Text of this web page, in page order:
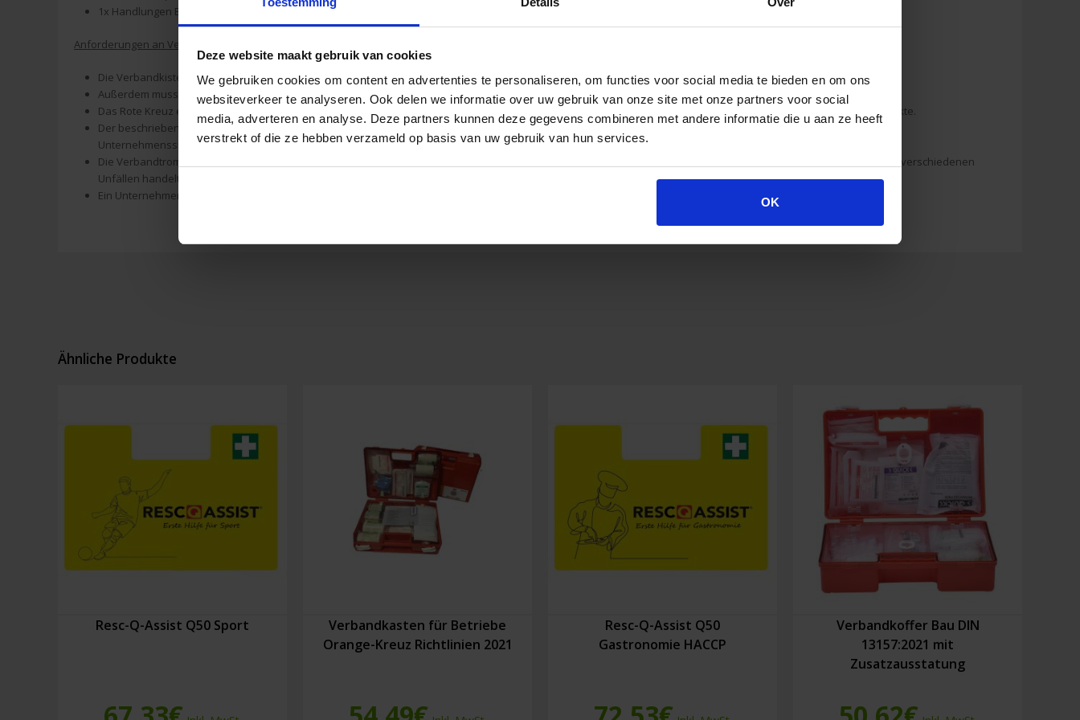
Deze website maakt gebruik van cookies
We gebruiken cookies om content en advertenties te personaliseren, om functies voor social media te bieden en om ons
websiteverkeer te analyseren. Ook delen we informatie over uw gebruik van onze site met onze partners voor social
media, adverteren en analyse. Deze partners kunnen deze gegevens combineren met andere informatie die u aan ze heeft
verstrekt of die ze hebben verzameld op basis van uw gebruik van hun services.
OK
1x Handlungen Erste Hilfe
Anforderungen an Verbandtrommeln für Unternehmen
Die Verbandkiste muss griffbereit sein, sie sollte innerhalb einer halben Minute erreichbar sein.
Außerdem muss sie mit einem Halter versehen sein, der eine deutliche Sichtbarkeit an der Wand ermöglicht. Zudem sollte sie einfach zu öffnen sein.
Das Rote Kreuz empfiehlt, alle sechs Monate den Erste-Hilfe-Koffer zu überprüfen. Dies betrifft sowohl den Inhalt als auch das Haltbarkeitsdatum der sterilen Produkte.
Der beschriebene Inhalt ist übrigens ein Mindestpaket; die Kiste sollte ausreichend Platz bieten, um je nach spezifischen Risiken oder Erfahrungen an die jeweilige
Unternehmenssituation angepasst zu werden.
Die Verbandtrommel muss eine klare Gebrauchsanweisung enthalten, außerdem eine Anleitung mit den Handlungen Erste Hilfe. Darin kannst du lesen, wie man bei verschiedenen
Unfällen handelt.
Ein Unternehmen ist selbst für den Inhalt der Verbandkiste verantwortlich, gegebenenfalls kann eine Wartung (Überprüfung der Haltbarkeit
Ähnliche Produkte
Resc-Q-Assist Q50 Sport
Verbandkasten für Betriebe
Orange-Kreuz Richtlinien 2021
Resc-Q-Assist Q50
Gastronomie HACCP
Verbandkoffer Bau DIN
13157:2021 mit
Zusatzausstatung